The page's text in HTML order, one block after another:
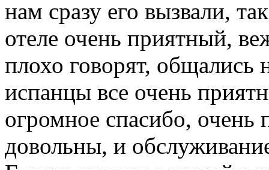
нам сразу его вызвали,
отеле очень приятный,
плохо говорят,
испанцы все очень
огромное спасибо, очень
довольны, и